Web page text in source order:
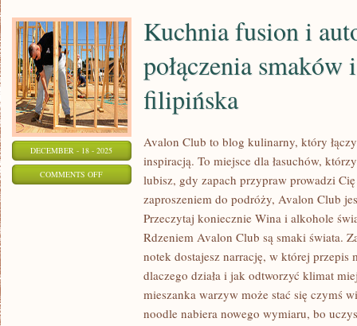
DECEMBER - 18 - 2025
COMMENTS OFFON
AUTORSKIE
POŁĄCZENIA
Kuchnia fusion i
połączenia
filipińska
Avalon Club to blog kulinarny, który
inspiracją. To miejsce dla łasuchów,
lubisz, gdy zapach przypraw prowadzi
zaproszeniem do podróży, Avalon Club
Przeczytaj koniecznie Wina i alkohole
Rdzeniem Avalon Club są smaki świata.
notek dostajesz narrację, w której przepis
dlaczego działa i jak odtworzyć klimat
mieszanka warzyw może stać się czymś
noodle nabiera nowego wymiaru, bo